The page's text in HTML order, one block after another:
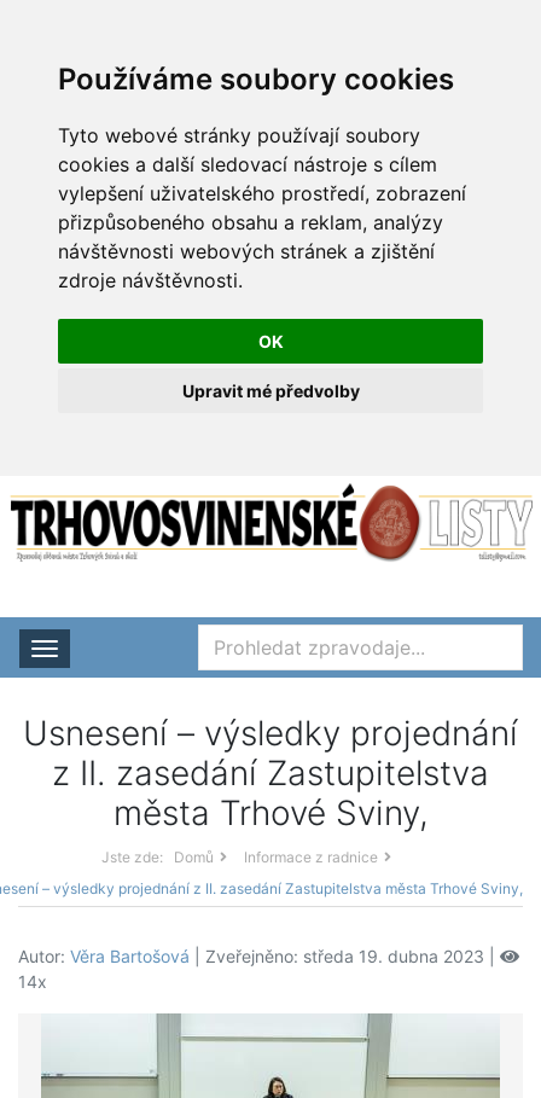
Používáme soubory cookies
Tyto webové stránky používají soubory
cookies a další sledovací nástroje s cílem
vylepšení uživatelského prostředí, zobrazení
přizpůsobeného obsahu a reklam, analýzy
návštěvnosti webových stránek a zjištění
zdroje návštěvnosti.
OK
Upravit mé předvolby
Rozbalit nabídku
Usnesení – výsledky projednání
z II. zasedání Zastupitelstva
města Trhové Sviny,
Jste zde: Domů
Informace z radnice
– výsledky projednání z II. zasedání Zastupitelstva města Trhové Sviny,
Autor: Věra Bartošová | Zveřejněno: středa 19. dubna 2023 |
14x